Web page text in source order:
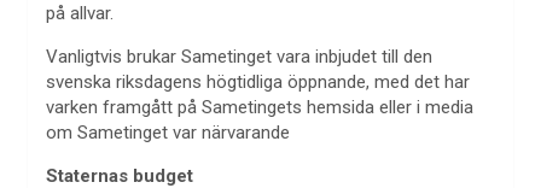
på allvar.
Vanligtvis brukar Sametinget vara inbjudet till den
svenska riksdagens högtidliga öppnande, med det har
varken framgått på Sametingets hemsida eller i media
om Sametinget var närvarande
Staternas budget